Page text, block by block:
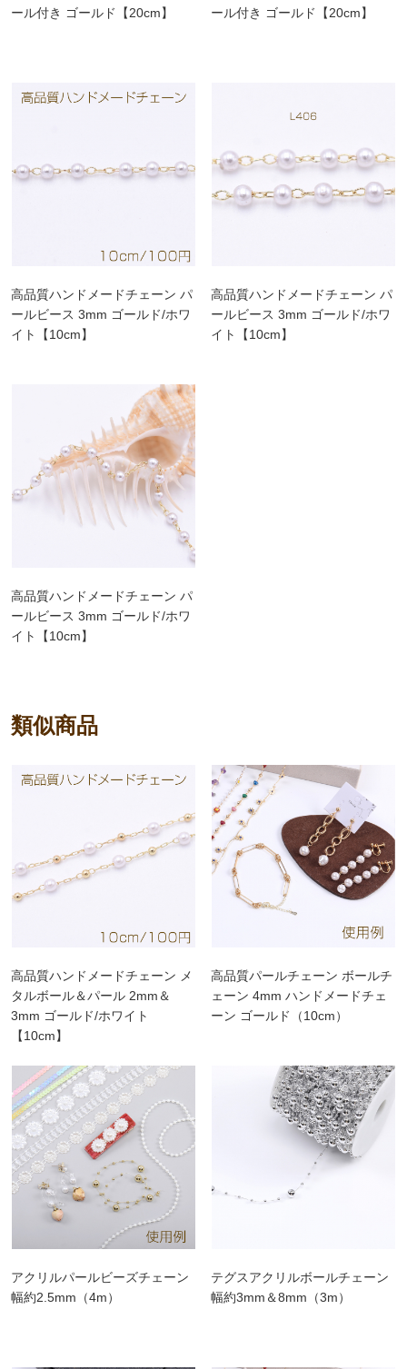
ール付き ゴールド【20cm】
ール付き ゴールド【20cm】
高品質ハンドメードチェーン パ
ールビース 3mm ゴールド/ホワ
イト【10cm】
高品質ハンドメードチェーン パ
ールビース 3mm ゴールド/ホワ
イト【10cm】
高品質ハンドメードチェーン パ
ールビース 3mm ゴールド/ホワ
イト【10cm】
類似商品
高品質ハンドメードチェーン メ
タルボール＆パール 2mm＆
3mm ゴールド/ホワイト
【10cm】
高品質パールチェーン ボールチ
ェーン 4mm ハンドメードチェ
ーン ゴールド（10cm）
アクリルパールビーズチェーン
幅約2.5mm（4m）
テグスアクリルボールチェーン
幅約3mm＆8mm（3m）